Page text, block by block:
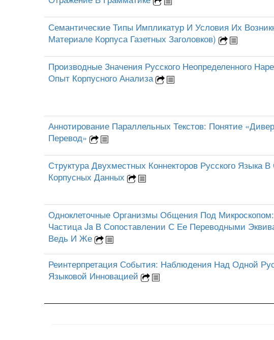
Семантические Типы Импликатур И Условия Их
Материале Корпуса Газетных Заголовков)
Производные Значения Русского Неопределенного
Опыт Корпусного Анализа
Аннотирование Параллельных Текстов: Понятие
Перевод»
Структура Двухместных Коннекторов Русского Языка В
Корпусных Данных
Одноклеточные Организмы Общения Под
Частица Ja В Сопоставлении С Ее Переводными
Ведь И Же
Реинтерпретация События: Наблюдения Над Одной
Языковой Инновацией